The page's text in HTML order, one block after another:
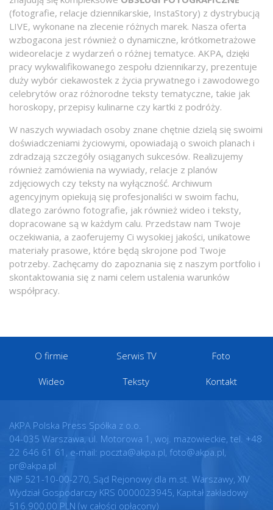
(fotografie, relacje dziennikarskie, InstaStory) z dystrybucją
LIVE, wykonane na zlecenie różnych marek. Nasza oferta
wzbogacona jest również o dynamiczne, krótkometrażowe
wideorelacje z wydarzeń o różnej tematyce. AKPA, dzięki
pracy wykwalifikowanego zespołu dziennikarzy, prezentuje
duży wybór ciekawostek z życia prywatnego i zawodowego
celebrytów oraz różnorodne teksty tematyczne, takie jak
horoskopy, przepisy kulinarne czy kartki z podróży.
W naszych wywiadach osoby znane chętnie dzielą się swoimi
doświadczeniami życiowymi, opowiadają o swoich planach i
zdradzają szczegóły osiąganych sukcesów. Realizujemy
również zamówienia na wywiady, relacje z planów
zdjęciowych czy teksty na wyłączność. Archiwum
agencyjnym opiekują się profesjonaliści w swoim fachu,
dlatego zarówno fotografie, jak również wideo i teksty,
dopracowane są w każdym calu. Przedstaw nam Twoje
oczekiwania, a zaoferujemy Ci wysokiej jakości, unikatowe
materiały prasowe, które będą skrojone pod Twoje
potrzeby. Zachęcamy do zapoznania się z naszym portfolio i
skontaktowania się z nami celem ustalenia warunków
współpracy.
O firmie Serwis TV Foto
Wideo Teksty Kontakt
AKPA Polska Press Spółka z o.o.
04-035 Warszawa, ul. Motorowa 1, woj. mazowieckie, tel. +48
22 646 61 61, e-mail: poczta@akpa.pl, foto@akpa.pl,
pr@akpa.pl
NIP 521-10-00-270, Sąd Rejonowy dla m.st. Warszawy, XIV
Wydział Gospodarczy KRS 0000023945, Kapitał zakładowy
516.900,00 PLN (w całości opłacony)